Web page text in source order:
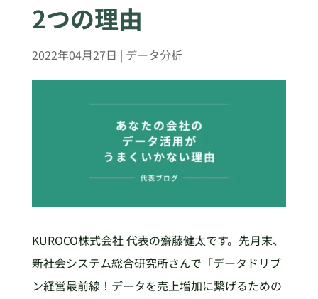
2つの理由
2022年04月27日 | データ分析
KUROCO株式会社 代表の齋藤健太です。先月末、
新社会システム総合研究所さんで「データドリブ
ン経営最前線！データを売上増加に繋げるための